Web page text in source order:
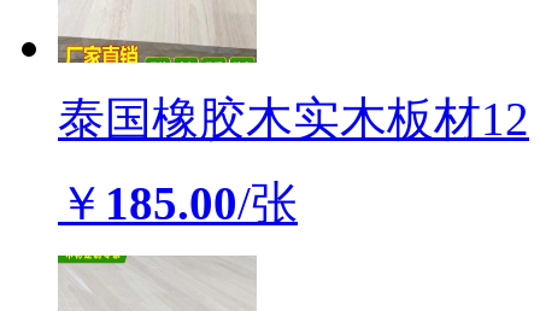
泰国橡胶木实木板材12
￥ 185.00/张